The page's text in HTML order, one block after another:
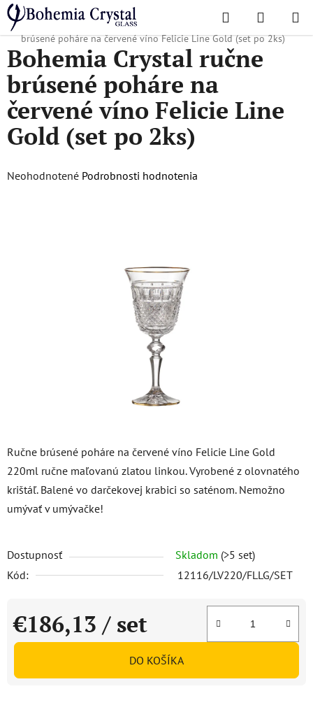
Prejsť
na
obsah
Hľadať
KOŠÍK
Domov
/ Obľúbené kolekcie / Felicie Line Gold
Bohemia Crystal ručne
brúsené poháre na červené víno Felicie Line Gold (set po 2ks)
Ručne brúsené poháre na červené víno Felicie Line Gold
220ml ručne maľovanú zlatou linkou. Vyrobené z olovnatého
krištáľ. Balené vo darčekovej krabici so saténom. Nemožno
umývať v umývačke!
Dostupnosť Skladom (>5 set)
Kód:
12116/LV220/FLLG/SET
€186,13 / set
Jednotková cena:
DO KOŠÍKA
Bohemia Crystal ručne
brúsené poháre na
červené víno Felicie Line
Gold (set po 2ks)
Priemerné
Neohodnotené Podrobnosti hodnotenia